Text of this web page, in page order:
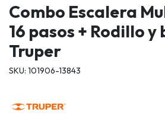
Combo Escalera
16 pasos + Rodillo
Truper
SKU: 101906-13843